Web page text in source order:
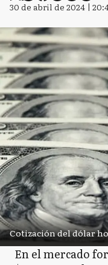
30 de abril de 2024 |
Cotización del dólar
En el mercado